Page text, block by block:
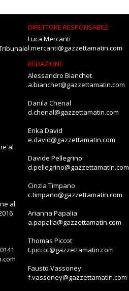
al
al
DIRETTORE RESPONSABILE
Luca Mercanti
l.mercanti@gazzettamatin.com
REDAZIONE
Alessandro Bianchet
a.bianchet@gazzettamatin.com
Danila Chenal
d.chenal@gazzettamatin.com
Erika David
e.david@gazzettamatin.com
Davide Pellegrino
d.pellegrino@gazzettamatin.com
Cinzia Timpano
c.timpano@gazzettamatin.com
Arianna Papalia
a.papalia@gazzettamatin.com
Thomas Piccot
t.piccot@gazzettamatin.com
Fausto Vassoney
f.vassoney@gazzettamatin.com